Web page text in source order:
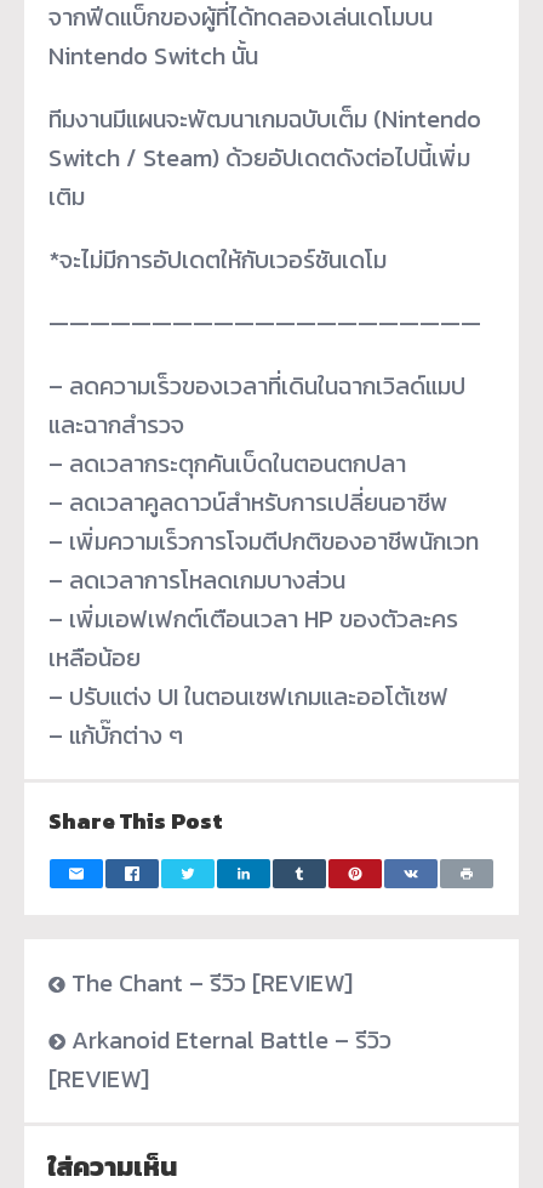
จากฟีดแบ็กของผู้ที่ได้ทดลองเล่นเดโมบน
Nintendo Switch นั้น
ทีมงานมีแผนจะพัฒนาเกมฉบับเต็ม (Nintendo
Switch / Steam) ด้วยอัปเดตดังต่อไปนี้เพิ่ม
เติม
*จะไม่มีการอัปเดตให้กับเวอร์ชันเดโม
—————————————————————
– ลดความเร็วของเวลาที่เดินในฉากเวิลด์แมป
และฉากสำรวจ
– ลดเวลากระตุกคันเบ็ดในตอนตกปลา
– ลดเวลาคูลดาวน์สำหรับการเปลี่ยนอาชีพ
– เพิ่มความเร็วการโจมตีปกติของอาชีพนักเวท
– ลดเวลาการโหลดเกมบางส่วน
– เพิ่มเอฟเฟกต์เตือนเวลา HP ของตัวละคร
เหลือน้อย
– ปรับแต่ง UI ในตอนเซฟเกมและออโต้เซฟ
– แก้บั๊กต่าง ๆ
Share This Post
The Chant – รีวิว [REVIEW]
Arkanoid Eternal Battle – รีวิว
[REVIEW]
ใส่ความเห็น